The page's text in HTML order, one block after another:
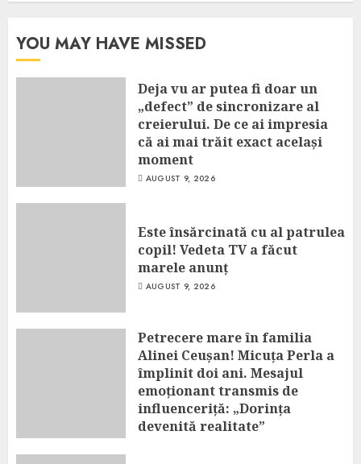
YOU MAY HAVE MISSED
Deja vu ar putea fi doar un
„defect” de sincronizare al
creierului. De ce ai impresia
că ai mai trăit exact același
moment
AUGUST 9, 2026
Este însărcinată cu al patrulea
copil! Vedeta TV a făcut
marele anunț
AUGUST 9, 2026
Petrecere mare în familia
Alinei Ceușan! Micuța Perla a
împlinit doi ani. Mesajul
emoționant transmis de
influenceriță: „Dorința
devenită realitate”